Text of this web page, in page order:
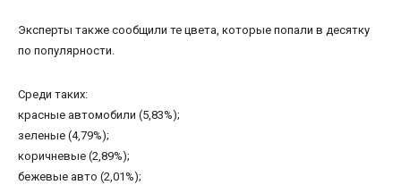
Эксперты также сообщили те цвета, которые попали в десятку
по популярности.
Среди таких:
красные автомобили (5,83%);
зеленые (4,79%);
коричневые (2,89%);
бежевые авто (2,01%);